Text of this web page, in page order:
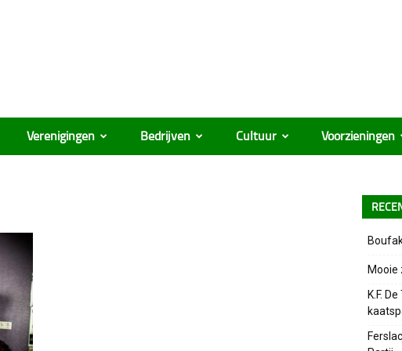
Verenigingen Bedrijven Cultuur Voorzieningen
Mooie
K.F.